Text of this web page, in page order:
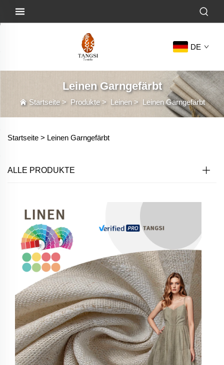
DE
Leinen Garngefärbt
Startseite> Produkte> Leinen> Leinen Garngefärbt
Startseite > Leinen Garngefärbt
ALLE PRODUKTE